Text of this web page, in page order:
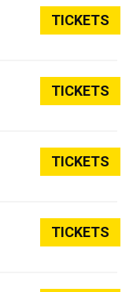
TICKETS
TICKETS
TICKETS
TICKETS